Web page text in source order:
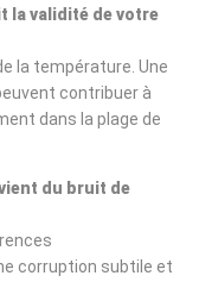
la validité de votre
la température. Une
contribuer à
dans la plage de
du bruit de
corruption subtile et